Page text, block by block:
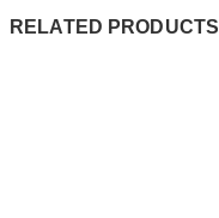
RELATED PRODUCTS